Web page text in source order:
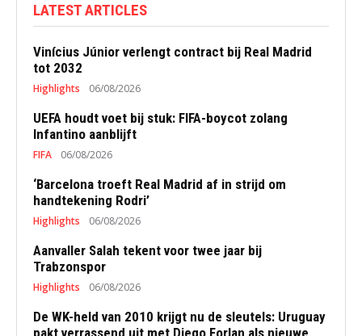
LATEST ARTICLES
Vinícius Júnior verlengt contract bij Real Madrid
tot 2032
Highlights 06/08/2026
UEFA houdt voet bij stuk: FIFA-boycot zolang
Infantino aanblijft
FIFA 06/08/2026
‘Barcelona troeft Real Madrid af in strijd om
handtekening Rodri’
Highlights 06/08/2026
Aanvaller Salah tekent voor twee jaar bij
Trabzonspor
Highlights 06/08/2026
De WK-held van 2010 krijgt nu de sleutels: Uruguay
pakt verrassend uit met Diego Forlan als nieuwe